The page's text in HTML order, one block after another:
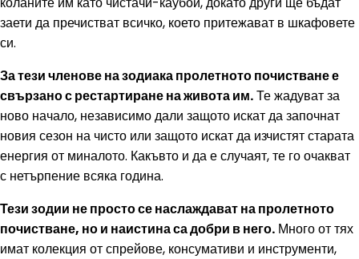
заети да пречистват всичко, което притежават в шкафовете
си.
За тези членове на зодиака пролетното почистване е
свързано с рестартиране на живота им.Те жадуват за
ново начало, независимо дали защото искат да започнат
новия сезон на чисто или защото искат да изчистят старата
енергия от миналото. Какъвто и да е случаят, те го очакват
с нетърпение всяка година.
Тези зодии не просто се наслаждават на пролетното
почистване, но и наистина са добри в него. Много от тях
имат колекция от спрейове, консумативи и инструменти,